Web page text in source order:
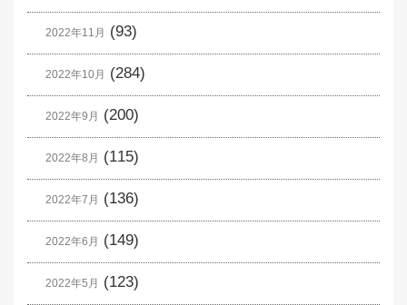
2022年11月 (93)
2022年10月 (284)
2022年9月 (200)
2022年8月 (115)
2022年7月 (136)
2022年6月 (149)
2022年5月 (123)